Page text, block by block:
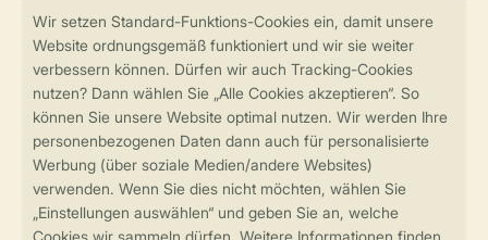
Sicherstellung Deiner Privatsphäre
Sicher und schnell zur Online-Buchung
Sichere Datenübertragung
Sicheres Bezahlen